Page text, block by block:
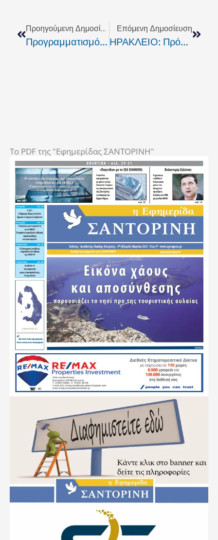
Προηγούμενη Δημοσίευση
Προγραμματισμός 2009-2012
Επόμενη Δημοσίευση
ΗΡΑΚΛΕΙΟ: Πρόσληψη 31 Μόνιμων Στελεχών Για Τις Ανάγκες Των ΚΑΠΗ
To PDF της "Εφημερίδας ΣΑΝΤΟΡΙΝΗ"